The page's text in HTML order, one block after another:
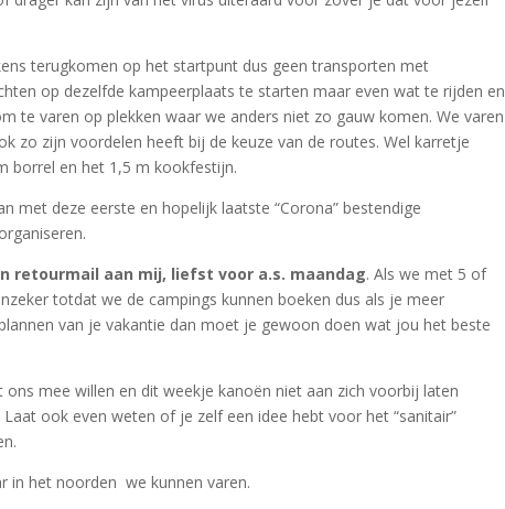
terugkomen op het startpunt dus geen transporten met
op dezelfde kampeerplaats te starten maar even wat te rijden en
te varen op plekken waar we anders niet zo gauw komen. We varen
zo zijn voordelen heeft bij de keuze van de routes. Wel karretje
borrel en het 1,5 m kookfestijn.
met deze eerste en hopelijk laatste “Corona” bestendige
retourmail aan mij, liefst voor a.s. maandag. Als we met 5 of
totdat we de campings kunnen boeken dus als je meer
van je vakantie dan moet je gewoon doen wat jou het beste
ons mee willen en dit weekje kanoën niet aan zich voorbij laten
ook even weten of je zelf een idee hebt voor het “sanitair”
in het noorden we kunnen varen.